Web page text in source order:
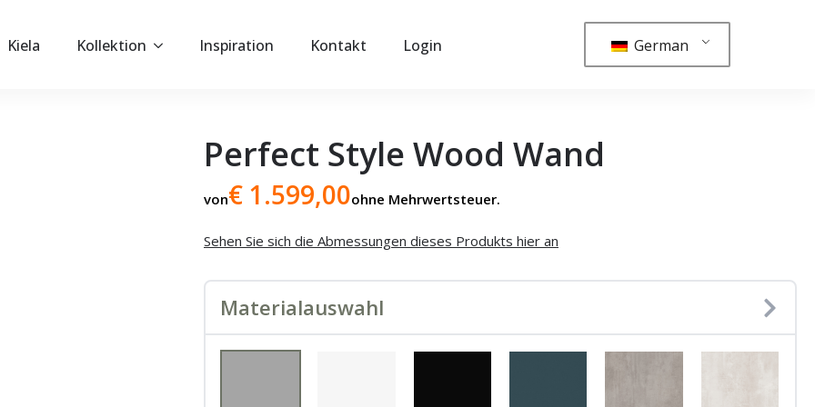
Kiela Kollektion Inspiration Kontakt Login German
Perfect Style Wood Wand
von€ 1.599,00ohne Mehrwertsteuer.
Sehen Sie sich die Abmessungen dieses Produkts hier an
Materialauswahl